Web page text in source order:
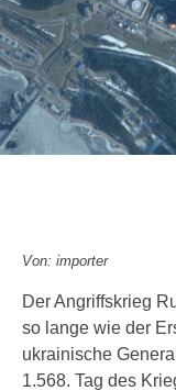
Von: importer
Der Angriffskrieg
so lange wie der
ukrainische
1.568. Tag des